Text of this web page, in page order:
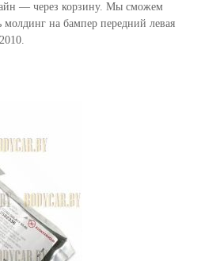
— через корзину. Мы сможем
молдинг на бампер передний левая